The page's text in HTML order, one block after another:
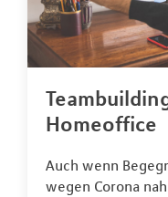
Homeoffice
Auch wenn
wegen Corona